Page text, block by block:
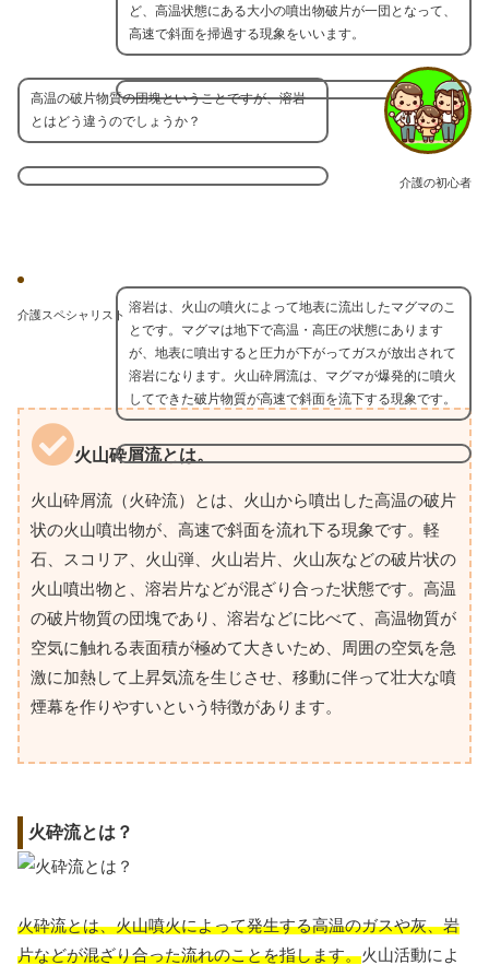
ど、高温状態にある大小の噴出物破片が一団となって、
高速で斜面を掃過する現象をいいます。
介護の初心者
高温の破片物質の団塊ということですが、溶岩
とはどう違うのでしょうか？
介護スペシャリスト
溶岩は、火山の噴火によって地表に流出したマグマのこ
とです。マグマは地下で高温・高圧の状態にあります
が、地表に噴出すると圧力が下がってガスが放出されて
溶岩になります。火山砕屑流は、マグマが爆発的に噴火
してできた破片物質が高速で斜面を流下する現象です。
火山砕屑流とは。
火山砕屑流（火砕流）とは、火山から噴出した高温の破片
状の火山噴出物が、高速で斜面を流れ下る現象です。軽
石、スコリア、火山弾、火山岩片、火山灰などの破片状の
火山噴出物と、溶岩片などが混ざり合った状態です。高温
の破片物質の団塊であり、溶岩などに比べて、高温物質が
空気に触れる表面積が極めて大きいため、周囲の空気を急
激に加熱して上昇気流を生じさせ、移動に伴って壮大な噴
煙幕を作りやすいという特徴があります。
火砕流とは？
火砕流とは、火山噴火によって発生する高温のガスや灰、岩
片などが混ざり合った流れのことを指します。火山活動によ